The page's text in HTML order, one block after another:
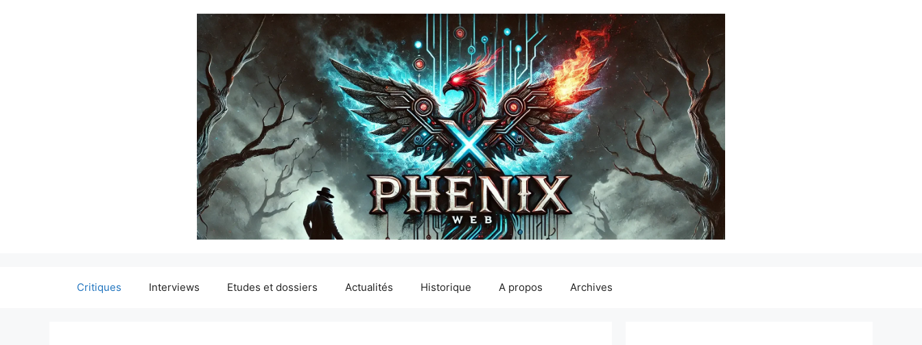
Critiques Interviews Etudes et dossiers Actualités Historique A propos Archives